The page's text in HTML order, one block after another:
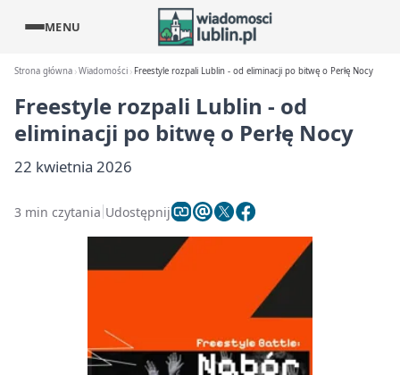
MENU
Strona główna Wiadomości Freestyle rozpali Lublin - od eliminacji po bitwę o Perłę Nocy
Freestyle rozpali Lublin - od
eliminacji po bitwę o Perłę Nocy
22 kwietnia 2026
3 min czytania Udostępnij